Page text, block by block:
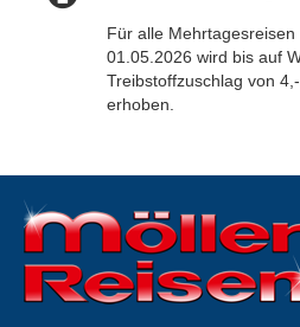
Für alle Mehrtagesreisen
01.05.2026 wird bis auf
Treibstoffzuschlag von
erhoben.